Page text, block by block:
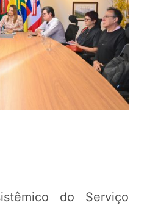
do Serviço